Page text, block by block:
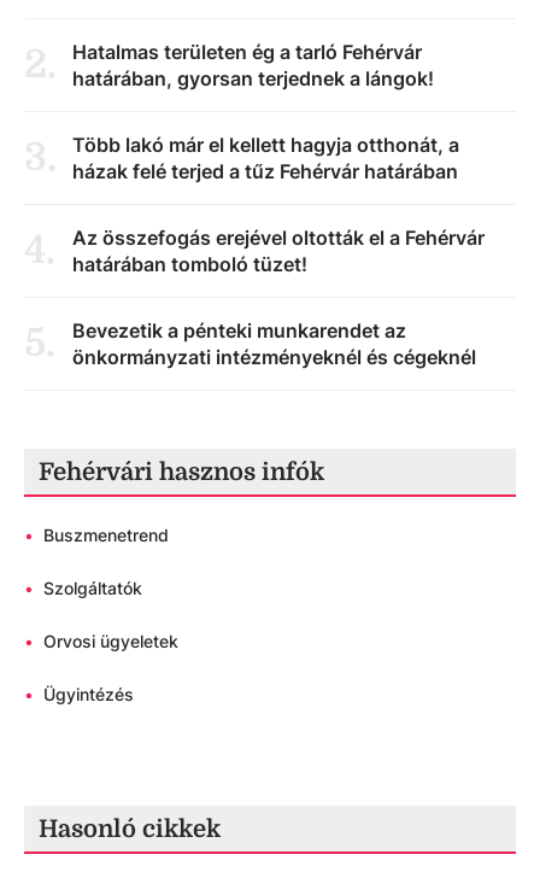
2.
Hatalmas területen ég a tarló Fehérvár
határában, gyorsan terjednek a lángok!
3.
Több lakó már el kellett hagyja otthonát, a
házak felé terjed a tűz Fehérvár határában
4.
Az összefogás erejével oltották el a Fehérvár
határában tomboló tüzet!
5.
Bevezetik a pénteki munkarendet az
önkormányzati intézményeknél és cégeknél
Fehérvári hasznos infók
• Buszmenetrend
• Szolgáltatók
• Orvosi ügyeletek
• Ügyintézés
Hasonló cikkek